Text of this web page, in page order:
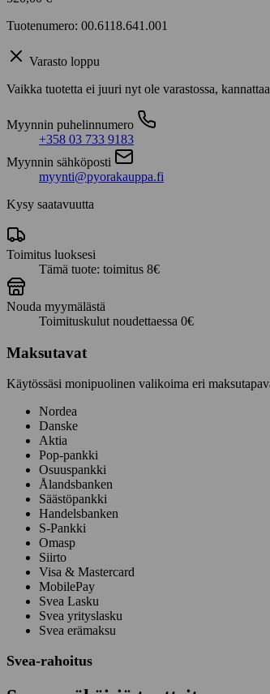
Tuotenumero: 00.6118.641.001
Varasto loppu
Vaikka tuotetta ei juuri nyt ole varastossa,
Myynnin puhelinnumero
+358 03 733 9183
Myynnin sähköposti
myynti@pyorakauppa.fi
Kysy saatavuutta
Toimitus luoksesi
Tämä tuote: toimitus 8€
Nouda myymälästä
Toimituskulut noudettaessa 0€
Maksutavat
Käytössäsi monipuolinen valikoima eri
Nordea
Danske
Aktia
Pop-pankki
Osuuspankki
Ålandsbanken
Säästöpankki
Handelsbanken
S-Pankki
Omasp
Siirto
Visa & Mastercard
MobilePay
Svea Lasku
Svea yrityslasku
Svea erämaksu
Svea-rahoitus